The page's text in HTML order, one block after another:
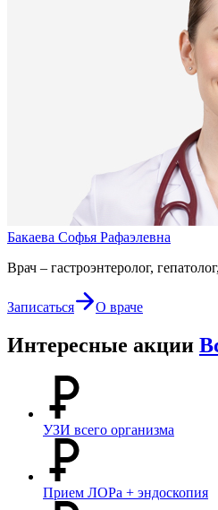
Бакаева Софья Рафаэлевна
Врач – гастроэнтеролог,
Записаться О враче
Интересные акции
УЗИ всего организма
Прием ЛОРа + эндоскопия